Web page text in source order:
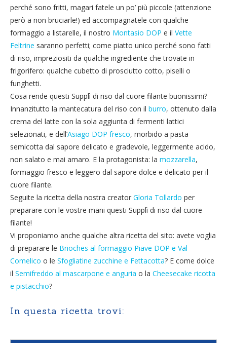
perché sono fritti, magari fatele un po’ più piccole (attenzione
però a non bruciarle!) ed accompagnatele con qualche
formaggio a listarelle, il nostro Montasio DOP e il Vette
Feltrine saranno perfetti; come piatto unico perché sono fatti
di riso, impreziositi da qualche ingrediente che trovate in
frigorifero: qualche cubetto di prosciutto cotto, piselli o
funghetti.
Cosa rende questi Supplì di riso dal cuore filante buonissimi?
Innanzitutto la mantecatura del riso con il burro, ottenuto dalla
crema del latte con la sola aggiunta di fermenti lattici
selezionati, e dell’Asiago DOP fresco, morbido a pasta
semicotta dal sapore delicato e gradevole, leggermente acido,
non salato e mai amaro. E la protagonista: la mozzarella,
formaggio fresco e leggero dal sapore dolce e delicato per il
cuore filante.
Seguite la ricetta della nostra creator Gloria Tollardo per
preparare con le vostre mani questi Supplì di riso dal cuore
filante!
Vi proponiamo anche qualche altra ricetta del sito: avete voglia
di preparare le Brioches al formaggio Piave DOP e Val
Comelico o le Sfogliatine zucchine e Fettacotta? E come dolce
il Semifreddo al mascarpone e anguria o la Cheesecake ricotta
e pistacchio?
In questa ricetta trovi: